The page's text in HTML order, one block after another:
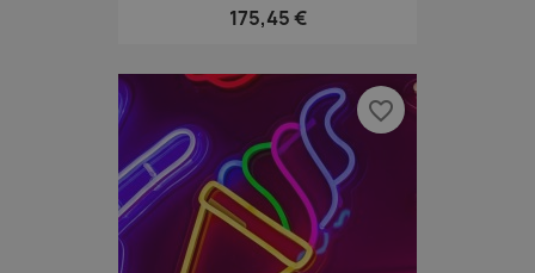
175,45 €
favorite_border